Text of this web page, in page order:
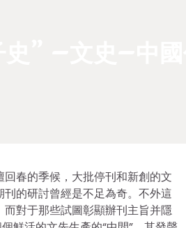
春的季候，大批停刊和新創的文
的研討曾經是不足為奇。不外這
對于那些試圖彰顯辦刊主旨并隱